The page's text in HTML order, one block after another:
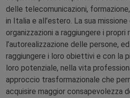
delle telecomunicazioni,
in Italia e all’estero. La sua
organizzazioni a raggiungere i
l’autorealizzazione delle persone,
raggiungere i loro obiettivi e con la
loro potenziale, nella vita
approccio trasformazionale che
acquisire maggior consapevolezza